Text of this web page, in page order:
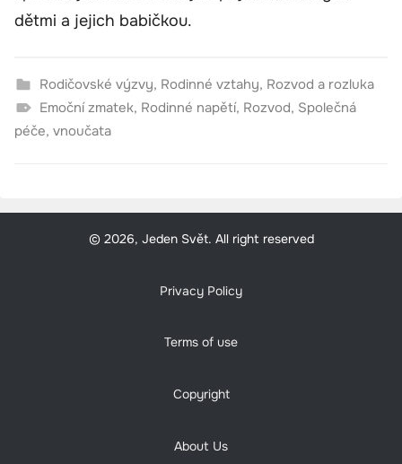
dětmi a jejich babičkou.
Rodičovské výzvy, Rodinné vztahy, Rozvod a rozluka
Emoční zmatek, Rodinné napětí, Rozvod, Společná
péče, vnoučata
© 2026, Jeden Svět. All right reserved
Privacy Policy
Terms of use
Copyright
About Us